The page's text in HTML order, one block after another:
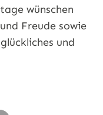
wünschen
Freude sowie
und